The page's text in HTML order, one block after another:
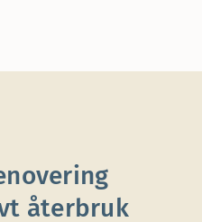
återbruk